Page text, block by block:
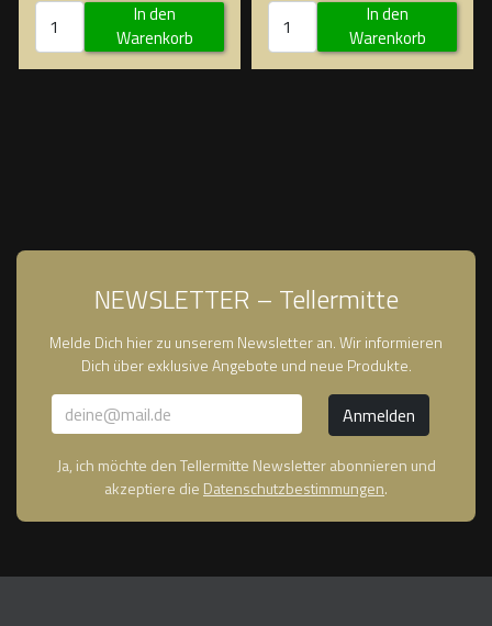
In den
Warenkorb
In den
Warenkorb
NEWSLETTER – Tellermitte
Melde Dich hier zu unserem Newsletter an. Wir informieren
Dich über exklusive Angebote und neue Produkte.
Ja, ich möchte den Tellermitte Newsletter abonnieren und
akzeptiere die Datenschutzbestimmungen.